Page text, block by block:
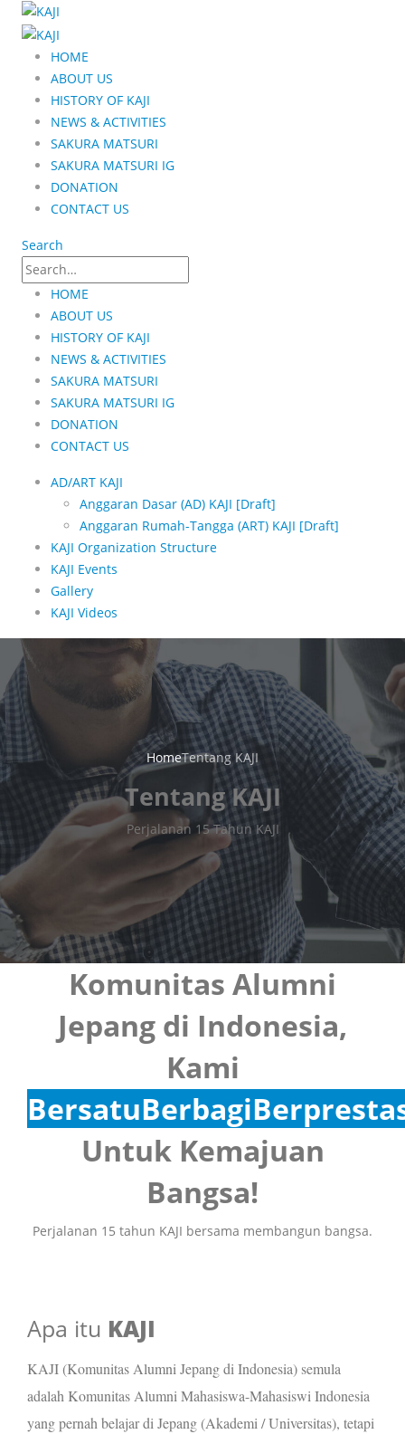
HOME
ABOUT US
HISTORY OF KAJI
NEWS & ACTIVITIES
SAKURA MATSURI
SAKURA MATSURI IG
DONATION
CONTACT US
Search
HOME
ABOUT US
HISTORY OF KAJI
NEWS & ACTIVITIES
SAKURA MATSURI
SAKURA MATSURI IG
DONATION
CONTACT US
AD/ART KAJI
Anggaran Dasar (AD) KAJI [Draft]
Anggaran Rumah-Tangga (ART) KAJI [Draft]
KAJI Organization Structure
KAJI Events
Gallery
KAJI Videos
HomeTentang KAJI
Tentang KAJI
Perjalanan 15 Tahun KAJI
Komunitas Alumni
Jepang di Indonesia,
Kami
BersatuBerbagi
Untuk Kemajuan
Bangsa!
Perjalanan 15 tahun KAJI bersama membangun bangsa.
Apa itu KAJI
KAJI (Komunitas Alumni Jepang di Indonesia) semula
adalah Komunitas Alumni Mahasiswa-Mahasiswi Indonesia
yang pernah belajar di Jepang (Akademi / Universitas), tetapi